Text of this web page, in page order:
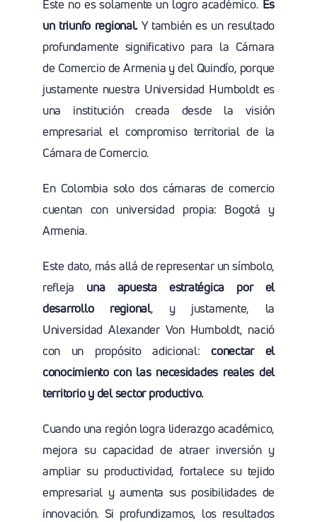
Este no es solamente un logro académico. Es
un triunfo regional. Y también es un resultado
profundamente significativo para la Cámara
de Comercio de Armenia y del Quindío, porque
justamente nuestra Universidad Humboldt es
una institución creada desde la visión
empresarial el compromiso territorial de la
Cámara de Comercio.
En Colombia solo dos cámaras de comercio
cuentan con universidad propia: Bogotá y
Armenia.
Este dato, más allá de representar un símbolo,
refleja una apuesta estratégica por el
desarrollo regional, y justamente, la
Universidad Alexander Von Humboldt, nació
con un propósito adicional:conectar el
conocimiento con las necesidades reales del
territorio y del sector productivo.
Cuando una región logra liderazgo académico,
mejora su capacidad de atraer inversión y
ampliar su productividad, fortalece su tejido
empresarial y aumenta sus posibilidades de
innovación. Si profundizamos, los resultados